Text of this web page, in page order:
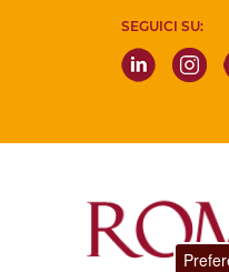
SEGUICI SU: